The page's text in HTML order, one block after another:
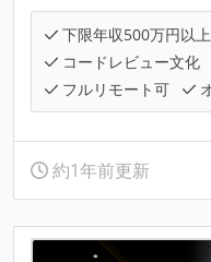
下限年収500万円以上
コードレビュー文化
フルリモート可
約1年前更新